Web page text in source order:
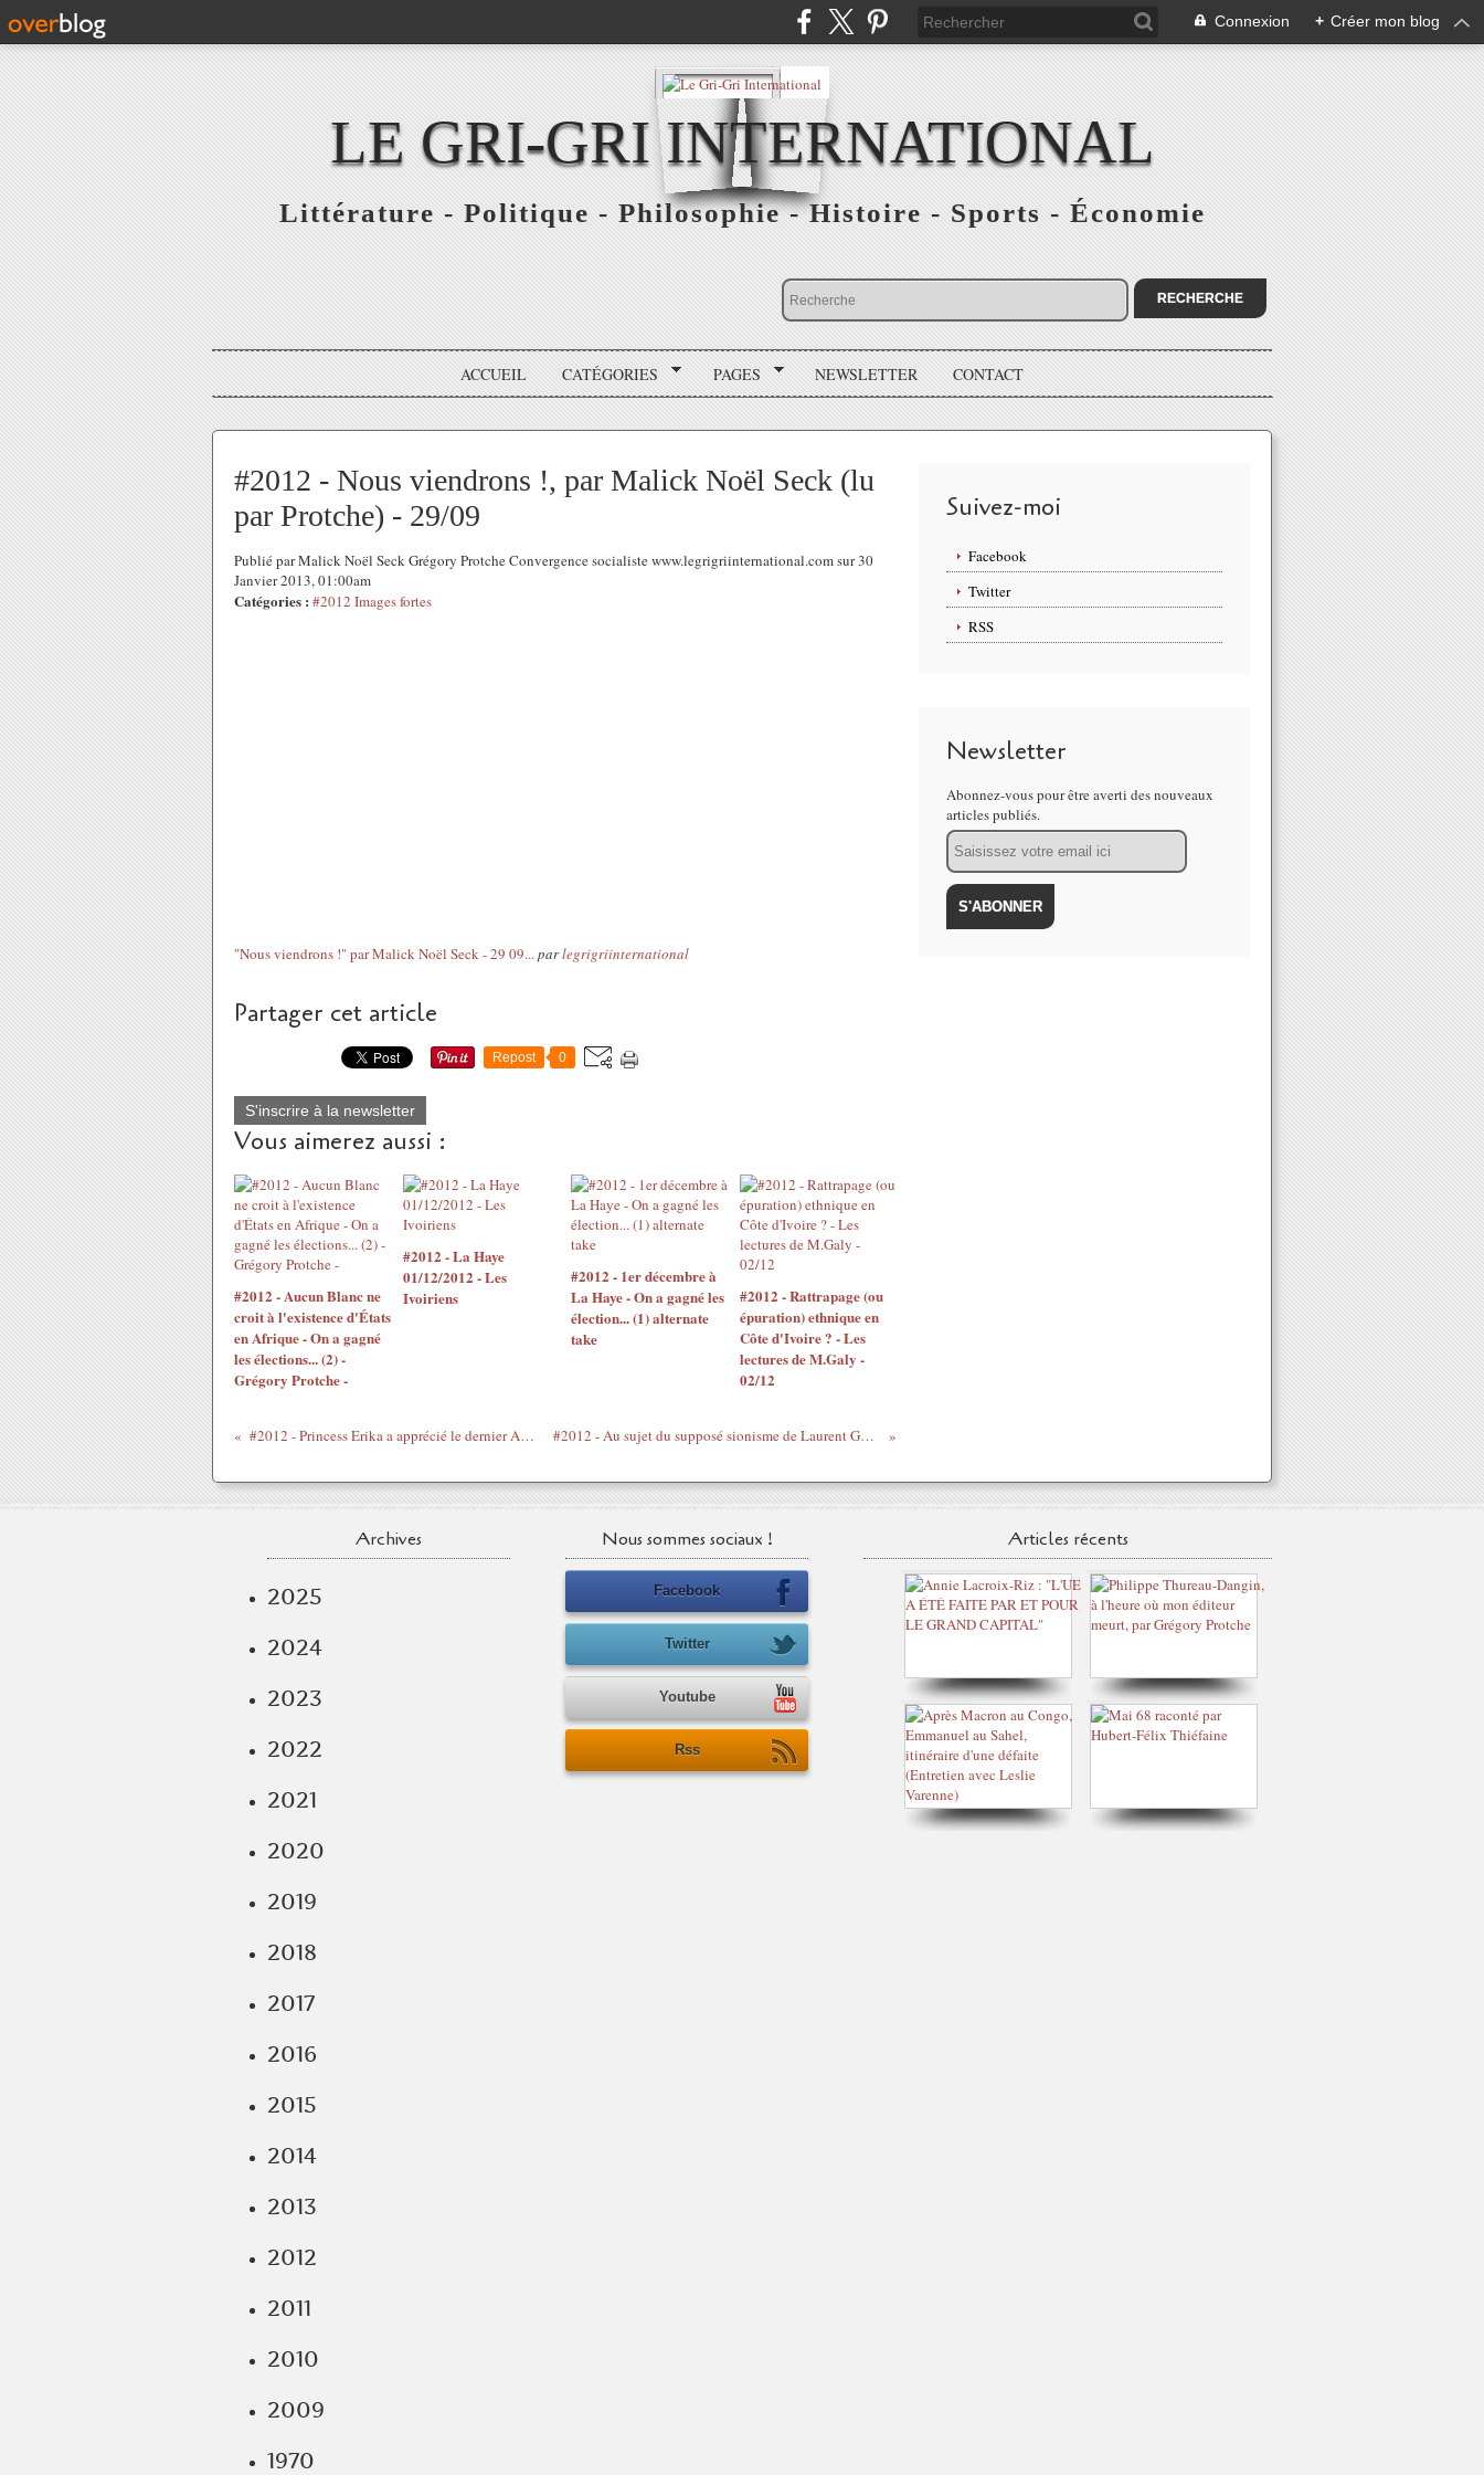
Connexion + Créer mon blog
LE GRI-GRI INTERNATIONAL
Littérature - Politique - Philosophie - Histoire - Sports - Économie
ACCUEIL CATÉGORIES PAGES NEWSLETTER CONTACT
#2012 - Nous viendrons !, par Malick Noël Seck (lu
par Protche) - 29/09
Publié par Malick Noël Seck Grégory Protche Convergence socialiste www.legrigriinternational.com sur 30
Janvier 2013, 01:00am
Catégories : #2012 Images fortes
"Nous viendrons !" par Malick Noël Seck - 29 09...parlegrigriinternational
Partager cet article
Repost 0
S'inscrire à la newsletter
Vous aimerez aussi :
#2012 - Aucun Blanc ne
croit à l'existence d'États
en Afrique - On a gagné
les élections... (2) -
Grégory Protche -
#2012 - La Haye
01/12/2012 - Les
Ivoiriens
#2012 - 1er décembre à
La Haye - On a gagné les
élection... (1) alternate
take
#2012 - Rattrapage (ou
épuration) ethnique en
Côte d'Ivoire ? - Les
lectures de M.Galy -
02/12
#2012 - Princess Erika a apprécié le dernier Angot - 28/09 #2012 - Au sujet du supposé sionisme de Laurent Gbagbo - 05/10
Suivez-moi
Facebook
Twitter
RSS
Newsletter
Abonnez-vous pour être averti des nouveaux
articles publiés.
Email
Archives
2025
2024
2023
2022
2021
2020
2019
2018
2017
2016
2015
2014
2013
2012
2011
2010
2009
1970
Nous sommes sociaux !
Facebook
Twitter
Youtube
Rss
Articles récents